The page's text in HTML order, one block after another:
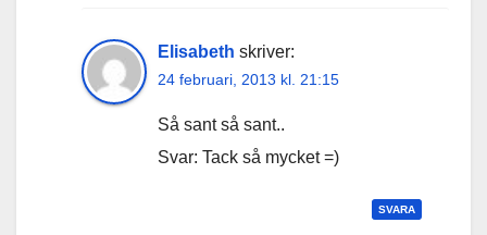
Elisabeth skriver:
24 februari, 2013 kl. 21:15
Så sant så sant..
Svar: Tack så mycket =)
SVARA